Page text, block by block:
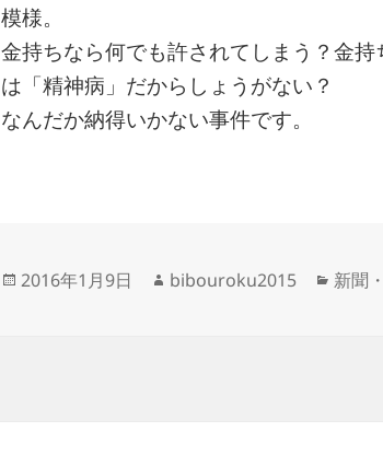
模様。
金持ちなら何でも許されてしまう？金
は「精神病」だからしょうがない？
なんだか納得いかない事件です。
投
2016年1月9日
作
bibouroku2015
カ
新聞